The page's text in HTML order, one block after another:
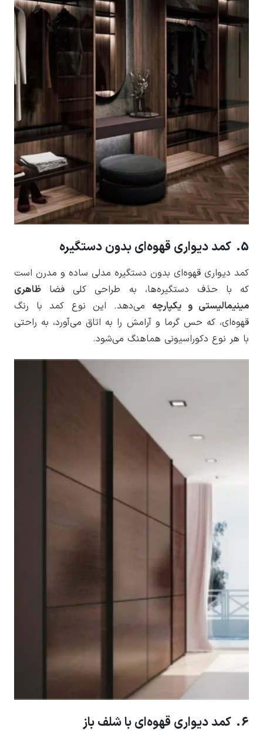
5. کمد دیواری قهوه‌ای بدون دستگیره
کمد دیواری قهوه‌ای بدون دستگیره مدلی ساده و مدرن است
که با حذف دستگیره‌ها، به طراحی کلی فضا ظاهری
مینیمالیستی و یکپارچه می‌دهد. این نوع کمد با رنگ
قهوه‌ای، که حس گرما و آرامش را به اتاق می‌آورد، به راحتی
با هر نوع دکوراسیونی هماهنگ می‌شود.
6. کمد دیواری قهوه‌ای با شلف باز